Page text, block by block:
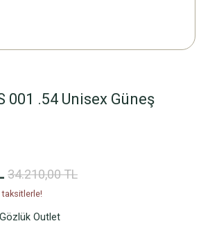
001 .54 Unisex Güneş
34.210,00 TL
taksitlerle!
Gözlük Outlet